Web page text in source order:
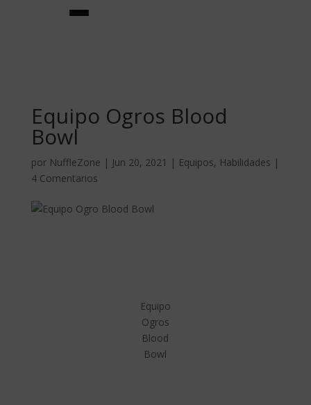
Equipo Ogros Blood
Bowl
por NuffleZone | Jun 20, 2021 | Equipos, Habilidades |
4 Comentarios
Equipo
Ogros
Blood
Bowl